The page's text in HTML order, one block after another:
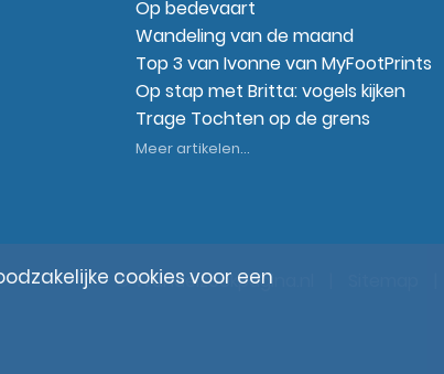
Op bedevaart
Wandeling van de maand
Top 3 van Ivonne van MyFootPrints
Op stap met Britta: vogels kijken
Trage Tochten op de grens
Meer artikelen...
© Wandelzoekpagina.nl
cookies voor een